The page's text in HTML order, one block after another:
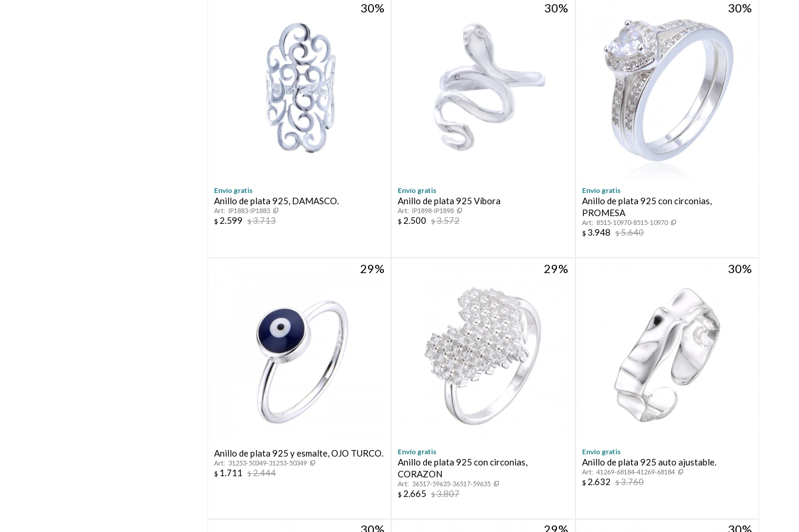
30
Envío gratis
Anillo de plata 925, DAMASCO.
IP1883-IP1883
$ 2.599 $3.713
30
Envío gratis
Anillo de plata 925 Víbora
IP1898-IP1898
$ 2.500 $3.572
30
Envío gratis
Anillo de plata 925 con circonias,
PROMESA
8515-10970-8515-10970
$ 3.948 $5.640
29
Anillo de plata 925 y esmalte, OJO TURCO.
31253-50349-31253-50349
$ 1.711 $2.444
29
Envío gratis
Anillo de plata 925 con circonias,
CORAZON
36517-59635-36517-59635
$ 2.665 $3.807
30
Envío gratis
Anillo de plata 925 auto ajustable.
41269-68184-41269-68184
$ 2.632 $3.760
30 29 30